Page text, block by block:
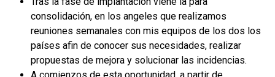
consolidación, en los angeles que realizamos
reuniones semanales con mis equipos de los dos los
países afin de conocer sus necesidades, realizar
propuestas de mejora y solucionar las incidencias.